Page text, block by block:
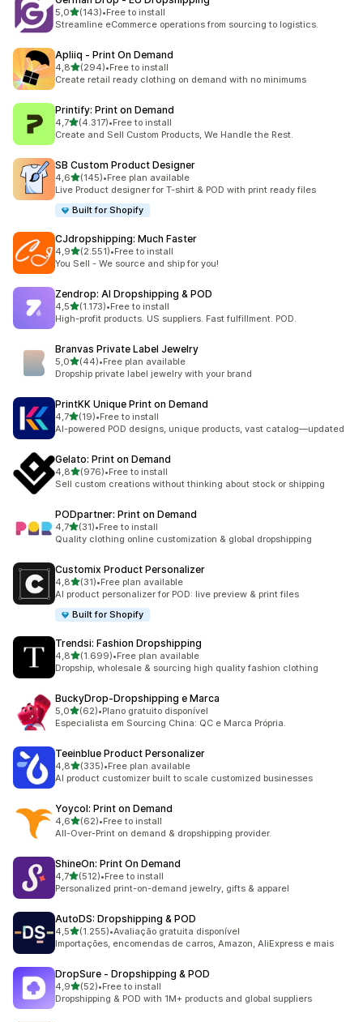
5,0de 5 estrelas
(143)
143 total de avaliações
•Free to install
Streamline eCommerce operations from sourcing to logistics.
Apliiq ‑ Print On Demand
4,8de 5 estrelas
(294)
294 total de avaliações
•Free to install
Create retail ready clothing on demand with no minimums
Printify: Print on Demand
4,7de 5 estrelas
(4.317)
4317 total de avaliações
•Free to install
Create and Sell Custom Products, We Handle the Rest.
SB Custom Product Designer
4,6de 5 estrelas
(145)
145 total de avaliações
•Free plan available
Live Product designer for T-shirt & POD with print ready files
Built for Shopify
CJdropshipping: Much Faster
4,9de 5 estrelas
(2.551)
2551 total de avaliações
•Free to install
You Sell - We source and ship for you!
Zendrop: AI Dropshipping & POD
4,5de 5 estrelas
(1.173)
1173 total de avaliações
•Free to install
High-profit products. US suppliers. Fast fulfillment. POD.
Branvas Private Label Jewelry
5,0de 5 estrelas
(44)
44 total de avaliações
•Free plan available
Dropship private label jewelry with your brand
PrintKK Unique Print on Demand
4,7de 5 estrelas
(19)
19 total de avaliações
•Free to install
AI-powered POD designs, unique products, vast catalog—updated
Gelato: Print on Demand
4,8de 5 estrelas
(976)
976 total de avaliações
•Free to install
Sell custom creations without thinking about stock or shipping
PODpartner: Print on Demand
4,7de 5 estrelas
(31)
31 total de avaliações
•Free to install
Quality clothing online customization & global dropshipping
Customix Product Personalizer
4,8de 5 estrelas
(31)
31 total de avaliações
•Free plan available
AI product personalizer for POD: live preview & print files
Built for Shopify
Trendsi: Fashion Dropshipping
4,8de 5 estrelas
(1.699)
1699 total de avaliações
•Free plan available
Dropship, wholesale & sourcing high quality fashion clothing
BuckyDrop‑Dropshipping e Marca
5,0de 5 estrelas
(62)
62 total de avaliações
•Plano gratuito disponível
Especialista em Sourcing China: QC e Marca Própria.
Teeinblue Product Personalizer
4,8de 5 estrelas
(335)
335 total de avaliações
•Free plan available
AI product customizer built to scale customized businesses
Yoycol: Print on Demand
4,6de 5 estrelas
(62)
62 total de avaliações
•Free to install
All-Over-Print on demand & dropshipping provider.
ShineOn: Print On Demand
4,7de 5 estrelas
(512)
512 total de avaliações
•Free to install
Personalized print-on-demand jewelry, gifts & apparel
AutoDS: Dropshipping & POD
4,5de 5 estrelas
(1.255)
1255 total de avaliações
•Avaliação gratuita disponível
Importações, encomendas de carros, Amazon, AliExpress e mais
DropSure ‑ Dropshipping & POD
4,9de 5 estrelas
(52)
52 total de avaliações
•Free to install
Dropshipping & POD with 1M+ products and global suppliers